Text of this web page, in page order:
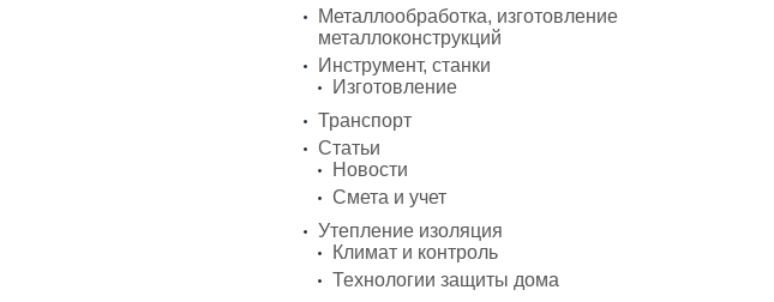
Металлообработка, изготовление
металлоконструкций
Инструмент, станки
Изготовление
Транспорт
Статьи
Новости
Смета и учет
Утепление изоляция
Климат и контроль
Технологии защиты дома